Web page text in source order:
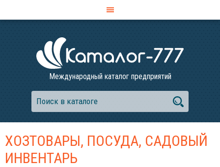
Международный каталог предприятий
ХОЗТОВАРЫ, ПОСУДА, САДОВЫЙ
ИНВЕНТАРЬ